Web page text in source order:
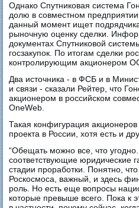
Однако Спутниковая система
долю в совместном
данный момент ищет
рыночную оценку сделки.
документах Спутниковой
госзакупок. По итогам сделки
контролирующим акционером
Два источника - в ФСБ и в
и связи - сказали Рейтер, что
акционером в российском
OneWeb.
Такая конфигурация
проекта в России, хотя есть и
“Обещать можно все, что
соответствующие юридические
стадии проработки. Понятно,
Роскосмоса, важный, и здесь
роль. Но есть еще вопросы
которые превыше всего. Пока к